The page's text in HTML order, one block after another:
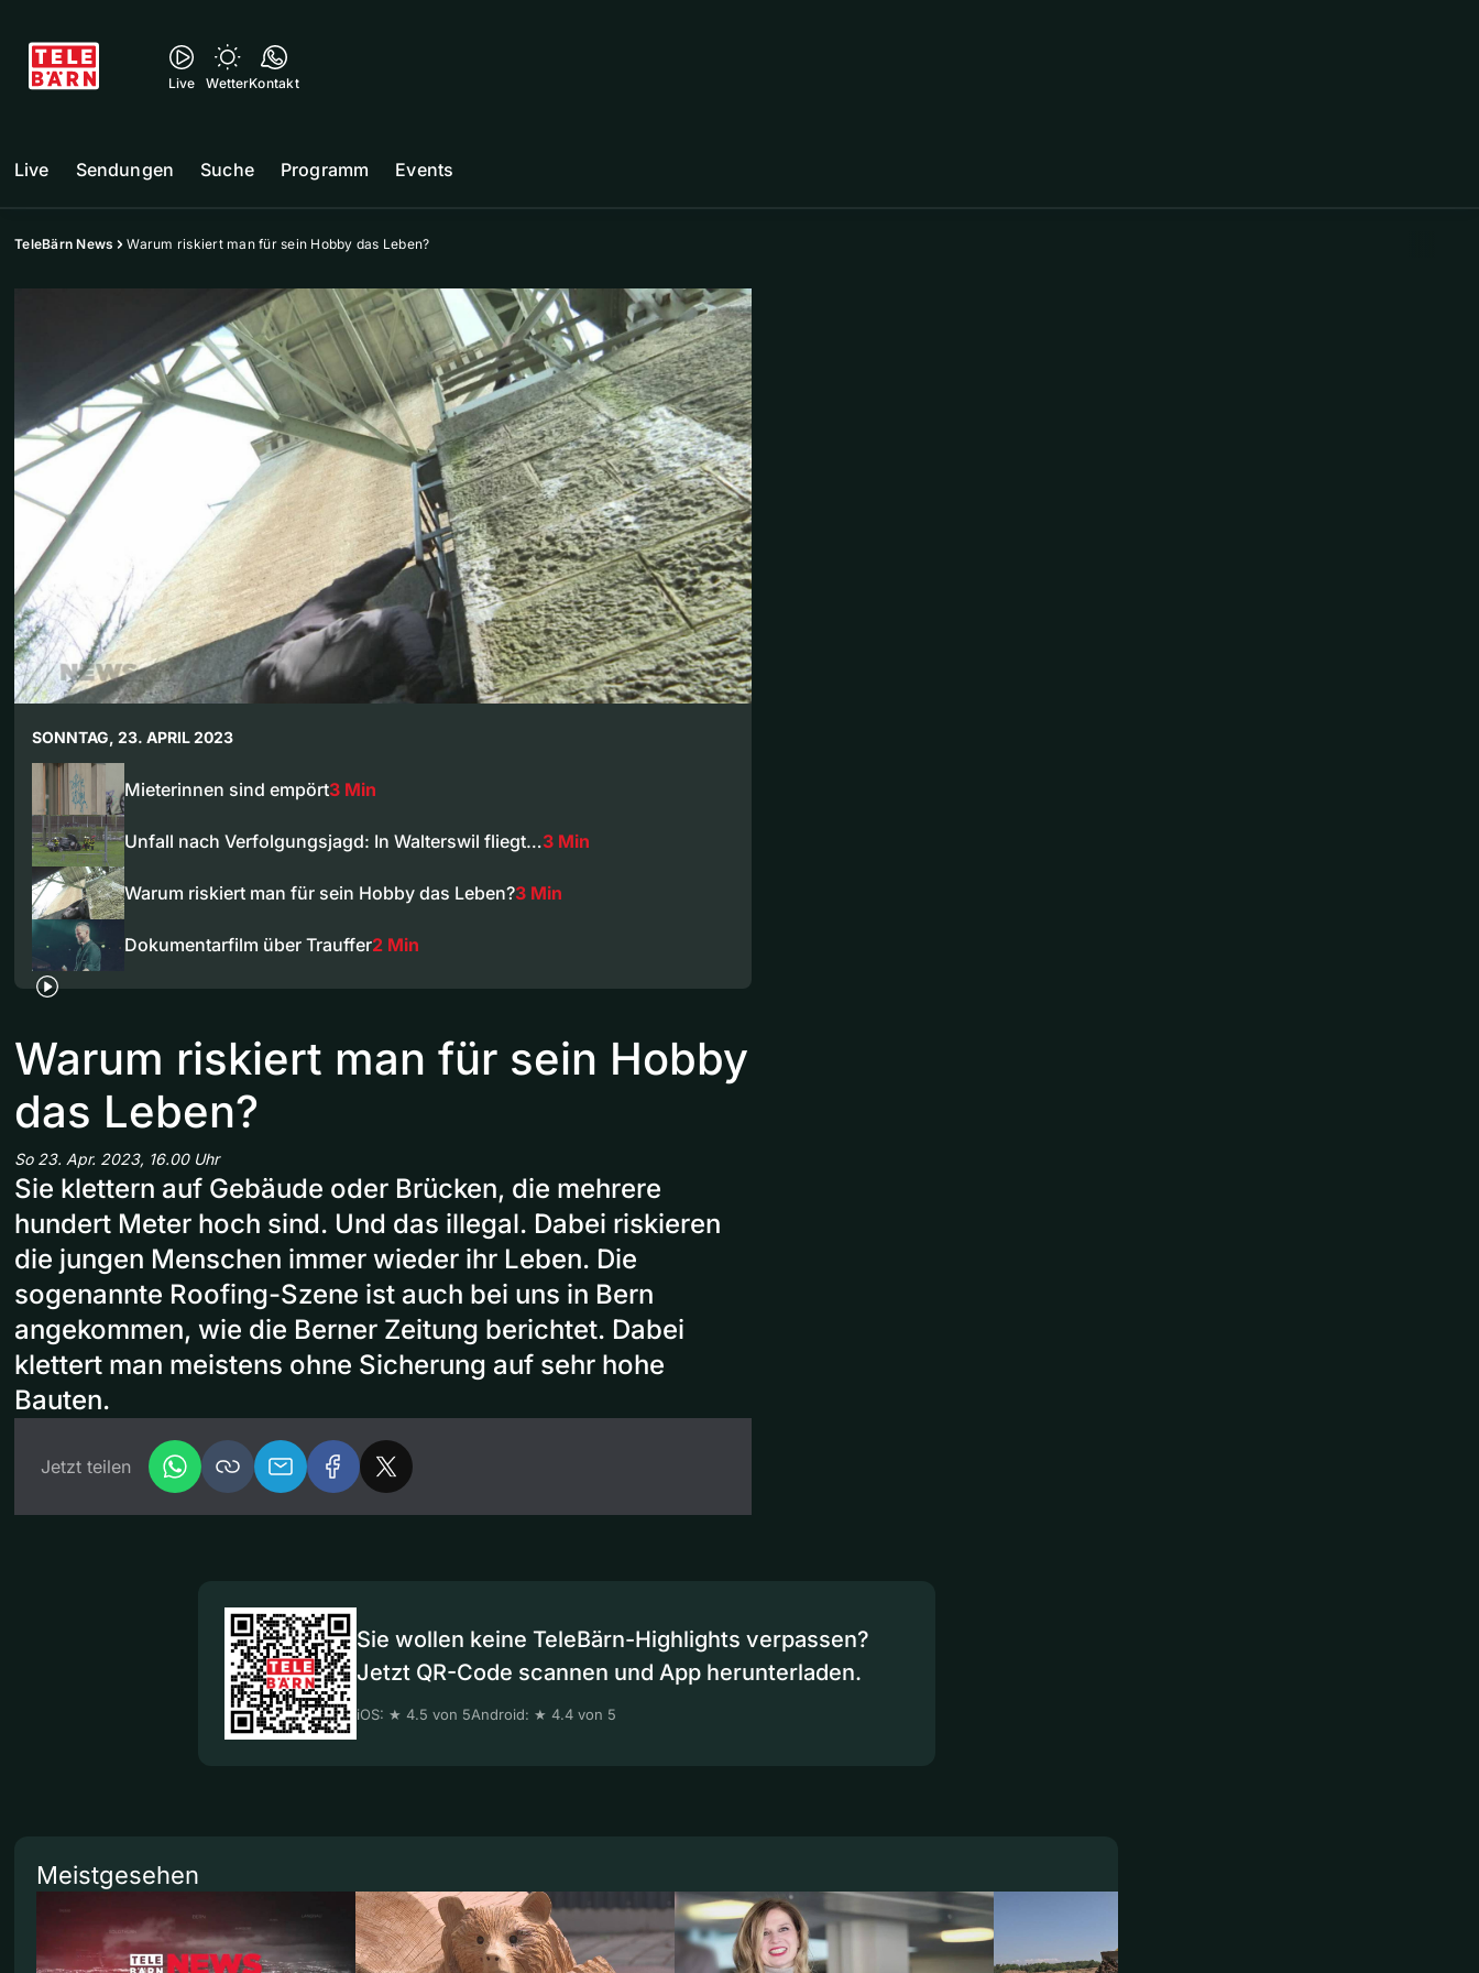
Live WetterKontakt
Live Sendungen Suche Programm Events
TeleBärn News Warum riskiert man für sein Hobby das Leben?
SONNTAG, 23. APRIL 2023
Mieterinnen sind empört3 Min
Unfall nach Verfolgungsjagd: In Walterswil fliegt…3 Min
Warum riskiert man für sein Hobby das Leben?3 Min
Dokumentarfilm über Trauffer2 Min
Warum riskiert man für sein Hobby
das Leben?
So 23. Apr. 2023, 16.00 Uhr
Sie klettern auf Gebäude oder Brücken, die mehrere
hundert Meter hoch sind. Und das illegal. Dabei riskieren
die jungen Menschen immer wieder ihr Leben. Die
sogenannte Roofing-Szene ist auch bei uns in Bern
angekommen, wie die Berner Zeitung berichtet. Dabei
klettert man meistens ohne Sicherung auf sehr hohe
Bauten.
Jetzt teilen
Sie wollen keine TeleBärn-Highlights verpassen?
Jetzt QR-Code scannen und App herunterladen.
iOS: ★ 4.5 von 5Android: ★ 4.4 von 5
Meistgesehen